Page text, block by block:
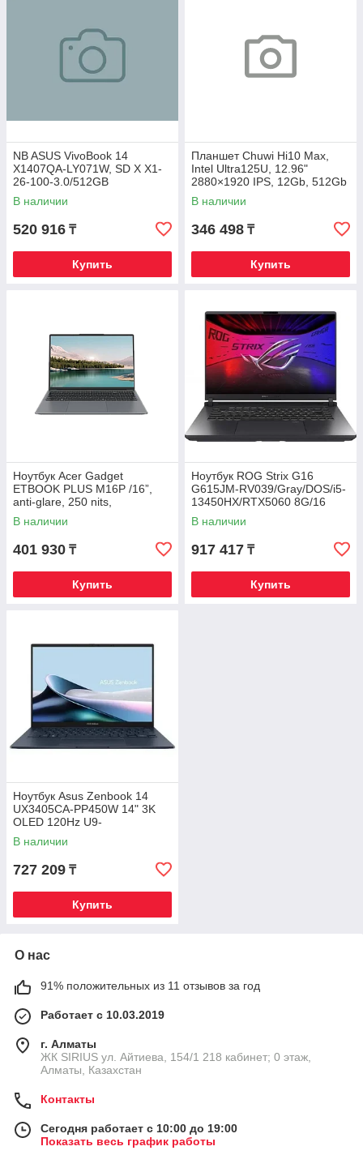
NB ASUS VivoBook 14
X1407QA-LY071W, SD X X1-
26-100-3.0/512GB
SSD/16GB/14" WUXGA,
WIN11
В наличии
520 916 ₸
Купить
Планшет Chuwi Hi10 Max,
Intel Ultra125U, 12.96"
2880×1920 IPS, 12Gb, 512Gb
SSD, Keyboard, Win11Pro
В наличии
346 498 ₸
Купить
Ноутбук Acer Gadget
ETBOOK PLUS M16P /16”,
anti-glare, 250 nits,
1920x1200 resolution / Intel
Core i
В наличии
401 930 ₸
Купить
Ноутбук ROG Strix G16
G615JM-RV039/Gray/DOS/i5-
13450HX/RTX5060 8G/16
WUXGA 16:10 165Hz
300nt/D5 16G/1T PCIe/WF
В наличии
917 417 ₸
Купить
Ноутбук Asus Zenbook 14
UX3405CA-PP450W 14" 3K
OLED 120Hz U9-
285H/16Gb/SSD 1Tb/Intel®
Arc™ Graphics /Ponder Bl
В наличии
727 209 ₸
Купить
О нас
91% положительных из 11 отзывов за год
Работает с 10.03.2019
г. Алматы
​ЖК SIRIUS​ ул. Айтиева, 154/1​ 218 кабинет; 0 этаж,
Алматы, Казахстан
Контакты
Сегодня работает с 10:00 до 19:00
Показать весь график работы